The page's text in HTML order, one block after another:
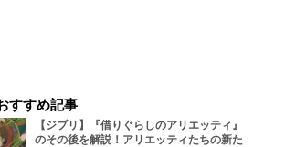
すすめ記事
【ジブリ】『借りぐらしのアリエッティ』
のその後を解説！アリエッティたちの新た